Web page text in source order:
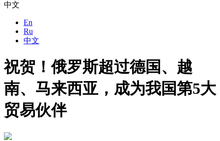
中文
En
Ru
中文
祝贺！俄罗斯超过德国、越
南、马来西亚，成为我国第5大
贸易伙伴